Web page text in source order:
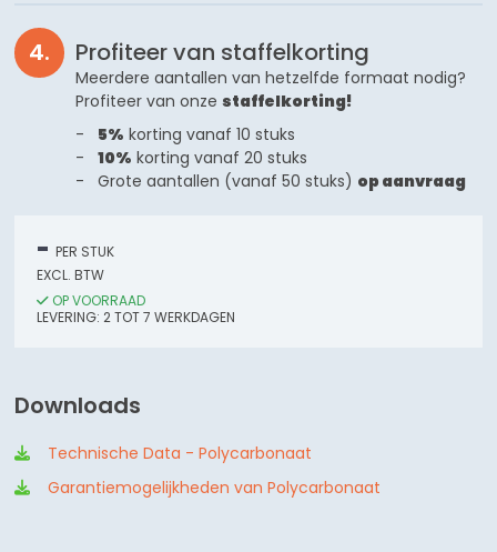
Profiteer van staffelkorting
Meerdere aantallen van hetzelfde formaat nodig?
Profiteer van onzestaffelkorting!
5% korting vanaf 10 stuks
10% korting vanaf 20 stuks
Grote aantallen (vanaf 50 stuks) op aanvraag
- PER STUK
EXCL. BTW
OP VOORRAAD
LEVERING: 2TOT 7 WERKDAGEN
Downloads
Technische Data - Polycarbonaat
Garantiemogelijkheden van Polycarbonaat